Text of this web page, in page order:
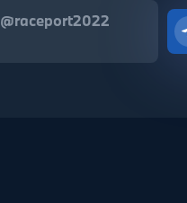
@raceport2022